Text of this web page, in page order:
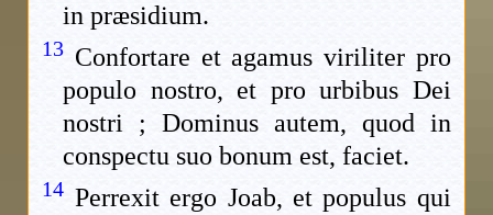
in præsidium.
13 Confortare et agamus viriliter pro
populo nostro, et pro urbibus Dei
nostri ; Dominus autem, quod in
conspectu suo bonum est, faciet.
14 Perrexit ergo Joab, et populus qui